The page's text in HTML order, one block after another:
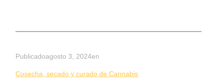
Publicadoagosto 3, 2024en
Cosecha, secado y curado de Cannabis